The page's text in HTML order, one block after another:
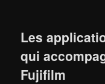
Les
qui
Fujifilm